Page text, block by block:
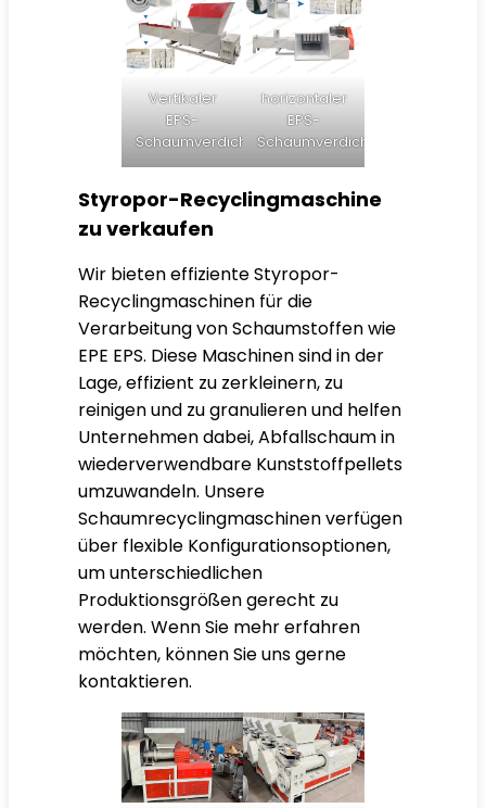
Vertikaler
EPS-
Schaumverdichter
horizontaler
EPS-
Schaumverdichter
Styropor-Recyclingmaschine
zu verkaufen
Wir bieten effiziente Styropor-
Recyclingmaschinen für die
Verarbeitung von Schaumstoffen wie
EPE EPS. Diese Maschinen sind in der
Lage, effizient zu zerkleinern, zu
reinigen und zu granulieren und helfen
Unternehmen dabei, Abfallschaum in
wiederverwendbare Kunststoffpellets
umzuwandeln. Unsere
Schaumrecyclingmaschinen verfügen
über flexible Konfigurationsoptionen,
um unterschiedlichen
Produktionsgrößen gerecht zu
werden. Wenn Sie mehr erfahren
möchten, können Sie uns gerne
kontaktieren.